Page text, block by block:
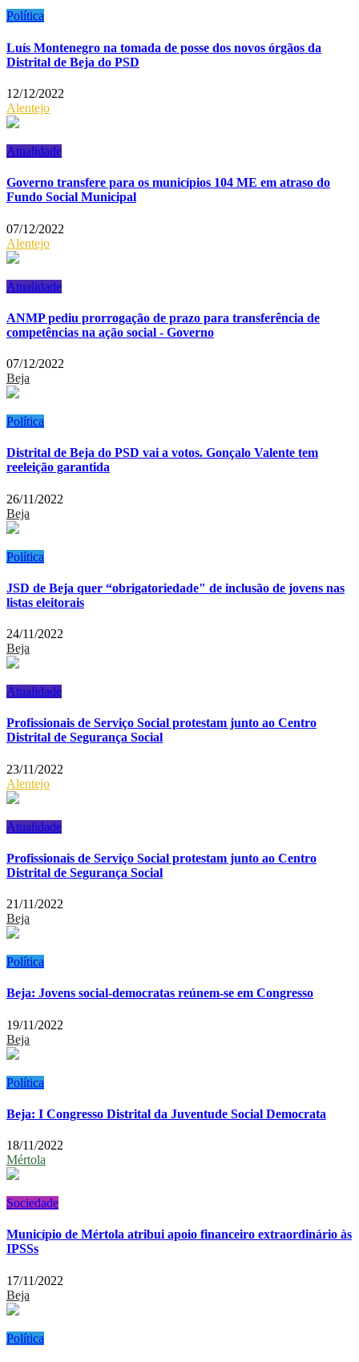
Política
Luís Montenegro na tomada de posse dos novos órgãos da
Distrital de Beja do PSD
12/12/2022
Alentejo
Atualidade
Governo transfere para os municípios 104 ME em atraso do
Fundo Social Municipal
07/12/2022
Alentejo
Atualidade
ANMP pediu prorrogação de prazo para transferência de
competências na ação social - Governo
07/12/2022
Beja
Política
Distrital de Beja do PSD vai a votos. Gonçalo Valente tem
reeleição garantida
26/11/2022
Beja
Política
JSD de Beja quer “obrigatoriedade" de inclusão de jovens nas
listas eleitorais
24/11/2022
Beja
Atualidade
Profissionais de Serviço Social protestam junto ao Centro
Distrital de Segurança Social
23/11/2022
Alentejo
Atualidade
Profissionais de Serviço Social protestam junto ao Centro
Distrital de Segurança Social
21/11/2022
Beja
Política
Beja: Jovens social-democratas reúnem-se em Congresso
19/11/2022
Beja
Política
Beja: I Congresso Distrital da Juventude Social Democrata
18/11/2022
Mértola
Sociedade
Município de Mértola atribui apoio financeiro extraordinário às
IPSSs
17/11/2022
Beja
Política